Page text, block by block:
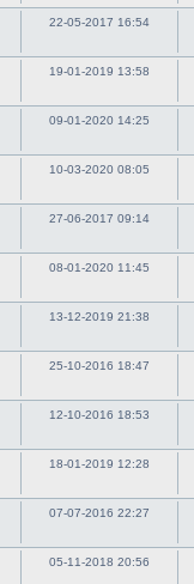
22-05-2017 16:54
19-01-2019 13:58
09-01-2020 14:25
10-03-2020 08:05
27-06-2017 09:14
08-01-2020 11:45
13-12-2019 21:38
25-10-2016 18:47
12-10-2016 18:53
18-01-2019 12:28
07-07-2016 22:27
05-11-2018 20:56